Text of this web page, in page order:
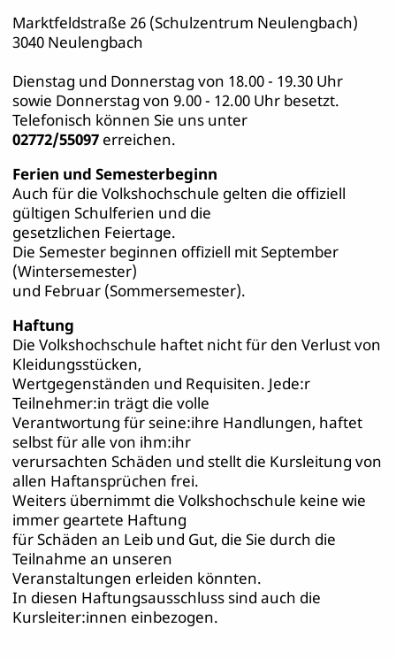
Marktfeldstraße 26 (Schulzentrum Neulengbach)
3040 Neulengbach
Dienstag und Donnerstag von 18.00 - 19.30 Uhr
sowie Donnerstag von 9.00 - 12.00 Uhr besetzt.
Telefonisch können Sie uns unter
02772/55097 erreichen.
Ferien und Semesterbeginn
Auch für die Volkshochschule gelten die offiziell
gültigen Schulferien und die
gesetzlichen Feiertage.
Die Semester beginnen offiziell mit September
(Wintersemester)
und Februar (Sommersemester).
Haftung
Die Volkshochschule haftet nicht für den Verlust von
Kleidungsstücken,
Wertgegenständen und Requisiten. Jede:r
Teilnehmer:in trägt die volle
Verantwortung für seine:ihre Handlungen, haftet
selbst für alle von ihm:ihr
verursachten Schäden und stellt die Kursleitung von
allen Haftansprüchen frei.
Weiters übernimmt die Volkshochschule keine wie
immer geartete Haftung
für Schäden an Leib und Gut, die Sie durch die
Teilnahme an unseren
Veranstaltungen erleiden könnten.
In diesen Haftungsausschluss sind auch die
Kursleiter:innen einbezogen.